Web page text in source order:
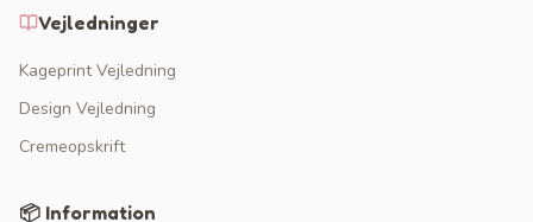
Vejledninger
Kageprint Vejledning
Design Vejledning
Cremeopskrift
📦 Information